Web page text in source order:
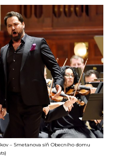
– Smetanova síň Obecního domu